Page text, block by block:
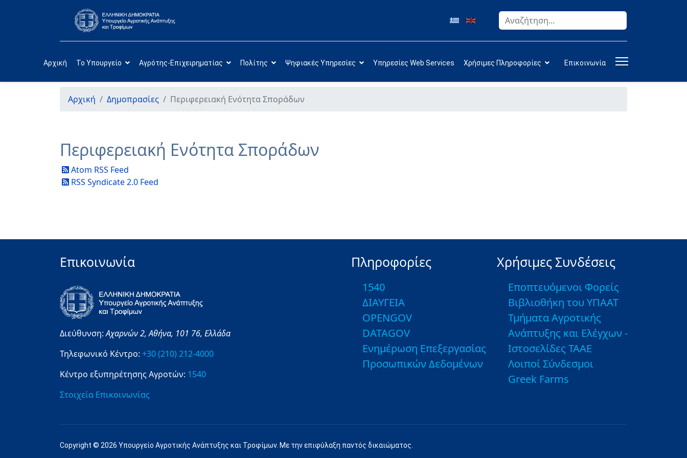
Αναζήτηση
Αρχική Το Υπουργείο Αγρότης-Επιχειρηματίας Πολίτης Ψηφιακές Υπηρεσίες Υπηρεσίες Web Services Χρήσιμες Πληροφορίες Επικοινωνία
Αρχική Δημοπρασίες Περιφερειακή Ενότητα Σποράδων
Περιφερειακή Ενότητα Σποράδων
Atom RSS Feed
RSS Syndicate 2.0 Feed
Επικοινωνία
Διεύθυνση:Αχαρνών 2,Αθήνα, 101 76, Ελλάδα
Τηλεφωνικό Κέντρο: +30 (210) 212-4000
Κέντρο εξυπηρέτησης Αγροτών: 1540
Στοιχεία Επικοινωνίας
Πληροφορίες
1540
ΔΙΑΥΓΕΙΑ
OPENGOV
DATAGOV
Ενημέρωση Επεξεργασίας
Προσωπικών Δεδομένων
Χρήσιμες Συνδέσεις
Εποπτευόμενοι Φορείς
Βιβλιοθήκη του ΥΠΑΑΤ
Τμήματα Αγροτικής
Ανάπτυξης και Ελέγχων -
Ιστοσελίδες ΤΑΑΕ
Λοιποί Σύνδεσμοι
Greek Farms
Copyright © 2026 Υπουργείο Αγροτικής Ανάπτυξης και Τροφίμων. Με την επιφύλαξη παντός δικαιώματος.